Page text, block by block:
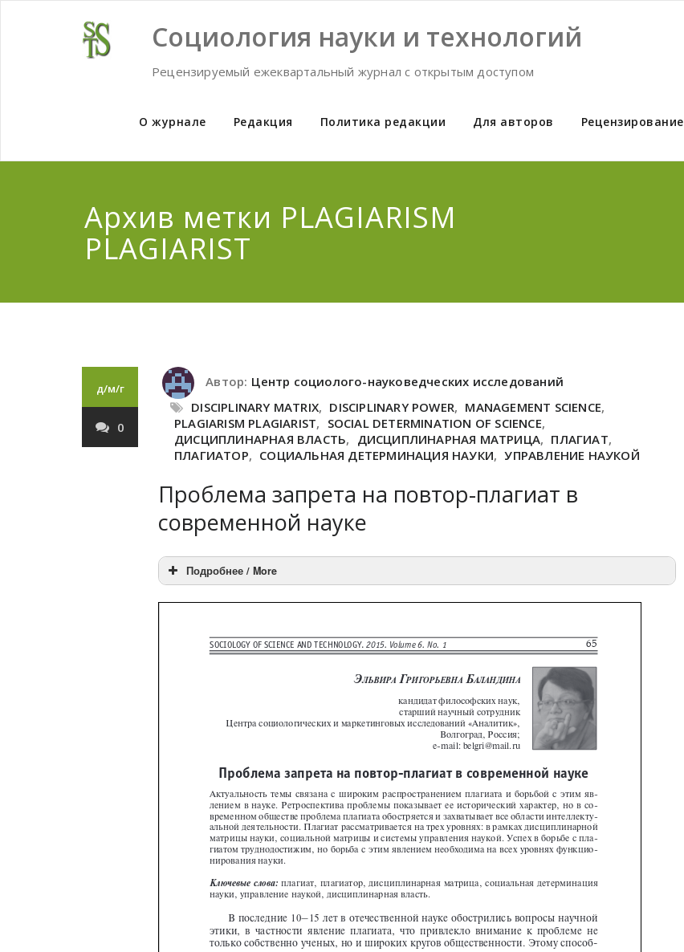
Социология науки и технологий
Рецензируемый ежеквартальный журнал с открытым доступом
О журнале Редакция Политика редакции Для авторов Рецензирование
Архив метки PLAGIARISM
PLAGIARIST
д/м/г
0
Автор: Центр социолого-науковедческих исследований
DISCIPLINARY MATRIX, DISCIPLINARY POWER, MANAGEMENT SCIENCE,
PLAGIARISM PLAGIARIST, SOCIAL DETERMINATION OF SCIENCE,
ДИСЦИПЛИНАРНАЯ ВЛАСТЬ, ДИСЦИПЛИНАРНАЯ МАТРИЦА, ПЛАГИАТ,
ПЛАГИАТОР, СОЦИАЛЬНАЯ ДЕТЕРМИНАЦИЯ НАУКИ, УПРАВЛЕНИЕ НАУКОЙ
Проблема запрета на повтор-плагиат в
современной науке
Подробнее / More